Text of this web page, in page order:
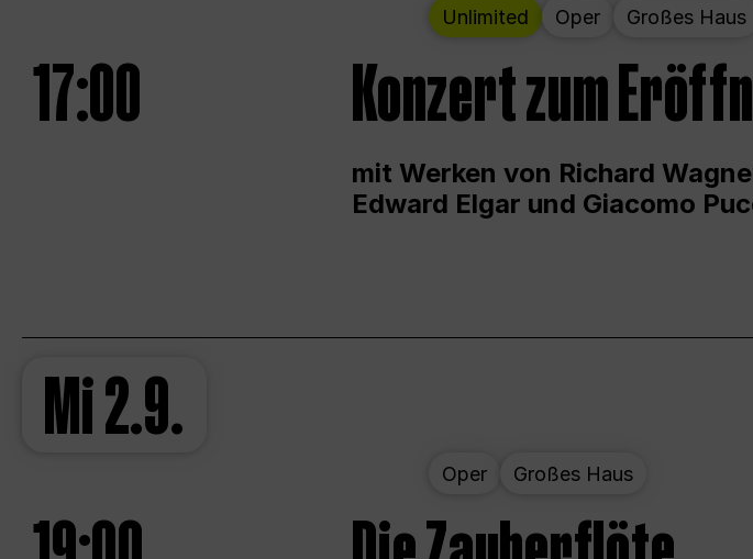
Unlimited Oper Großes Haus
17:00 Konzert zum
mit Werken von Richard
Edward Elgar und Giacomo
Mi2.9.
Oper Großes Haus